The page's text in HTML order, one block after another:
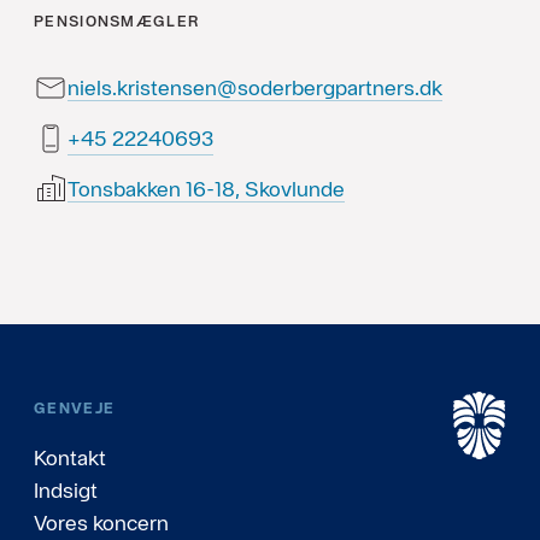
PENSIONSMÆGLER
niels.kristensen@soderbergpartners.dk
39604222 54+
Tonsbakken 16-18, Skovlunde
GENVEJE
Kontakt
Indsigt
Vores koncern